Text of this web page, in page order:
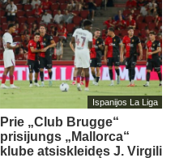
Ispanijos La Liga
Prie „Club Brugge“
prisijungs „Mallorca“
klube atsiskleidęs J. Virgili